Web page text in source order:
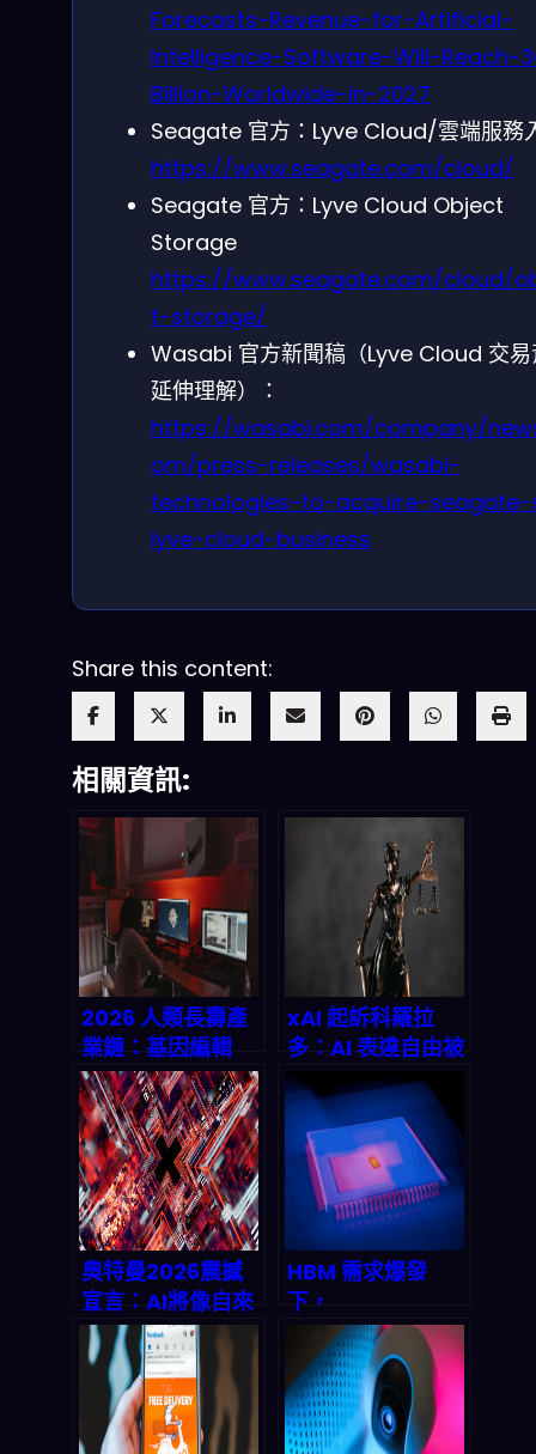
Forecasts-Revenue-for-Artificial-
Intelligence-Software-Will-Reach-
Billion-Worldwide-in-2027
Seagate 官方：Lyve Cloud/雲端服務
https://www.seagate.com/cloud/
Seagate 官方：Lyve Cloud Object
Storage
https://www.seagate.com/cloud/
t-storage/
Wasabi 官方新聞稿（Lyve Cloud 交易
延伸理解）：
https://wasabi.com/company/
om/press-releases/wasabi-
technologies-to-acquire-
lyve-cloud-business
Share this content:
相關資訊:
2026 人類長壽產
業鏈：基因編輯
×AI 診斷×神經科
技，市場怎麼爆、
風險怎麼避？
xAI 起訴科羅拉
多：AI 表達自由被
「規則化」後，
2026 年產業鏈會
怎麼重排？
奧特曼2026震撼
宣言：AI將像自來
水按Token計費！
算力危機與1.4兆
美元豪賭如何定義
2027產業版圖
HBM 需求爆發
下，
Micron（MU）
2025大漲239%：
2026 供應鏈會怎
麼重排？